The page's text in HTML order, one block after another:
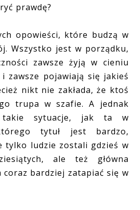
prawdę?
opowieści, które budzą w
Wszystko jest w porządku,
zawsze żyją w cieniu
zawsze pojawiają się jakieś
nikt nie zakłada, że ktoś
trupa w szafie. A jednak
sytuacje, jak ta w
tytuł jest bardzo,
tylko ludzie zostali gdzieś w
ale też główna
coraz bardziej zatapiać się w